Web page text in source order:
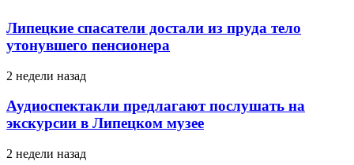
Липецкие спасатели достали из пруда тело
утонувшего пенсионера
2 недели назад
Аудиоспектакли предлагают послушать на
экскурсии в Липецком музее
2 недели назад